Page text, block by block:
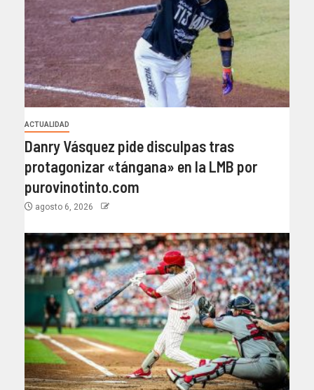
ACTUALIDAD
Danry Vásquez pide disculpas tras
protagonizar «tángana» en la LMB por
purovinotinto.com
agosto 6, 2026